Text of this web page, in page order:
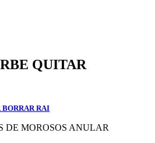
QUITAR
BORRAR RAI